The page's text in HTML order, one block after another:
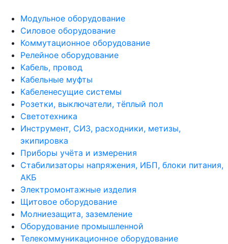
Модульное оборудование
Силовое оборудование
Коммутационное оборудование
Релейное оборудование
Кабель, провод
Кабельные муфты
Кабеленесущие системы
Розетки, выключатели, тёплый пол
Светотехника
Инструмент, СИЗ, расходники, метизы,
экипировка
Приборы учёта и измерения
Стабилизаторы напряжения, ИБП, блоки питания,
АКБ
Электромонтажные изделия
Щитовое оборудование
Молниезащита, заземление
Оборудование промышленной
Телекоммуникационное оборудование